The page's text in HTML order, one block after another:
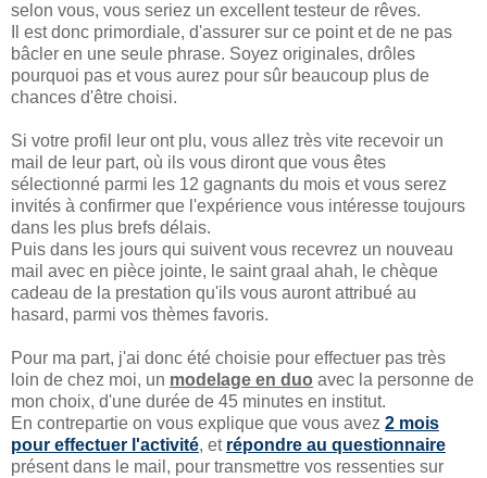
selon vous, vous seriez un excellent testeur de rêves.
Il est donc primordiale, d'assurer sur ce point et de ne pas
bâcler en une seule phrase. Soyez originales, drôles
pourquoi pas et vous aurez pour sûr beaucoup plus de
chances d'être choisi.
Si votre profil leur ont plu, vous allez très vite recevoir un
mail de leur part, où ils vous diront que vous êtes
sélectionné parmi les 12 gagnants du mois et vous serez
invités à confirmer que l'expérience vous intéresse toujours
dans les plus brefs délais.
Puis dans les jours qui suivent vous recevrez un nouveau
mail avec en pièce jointe, le saint graal ahah, le chèque
cadeau de la prestation qu'ils vous auront attribué au
hasard, parmi vos thèmes favoris.
Pour ma part, j'ai donc été choisie pour effectuer pas très
loin de chez moi, un modelage en duo avec la personne de
mon choix, d'une durée de 45 minutes en institut.
En contrepartie on vous explique que vous avez 2 mois
pour effectuer l'activité, et répondre au questionnaire
présent dans le mail, pour transmettre vos ressenties sur